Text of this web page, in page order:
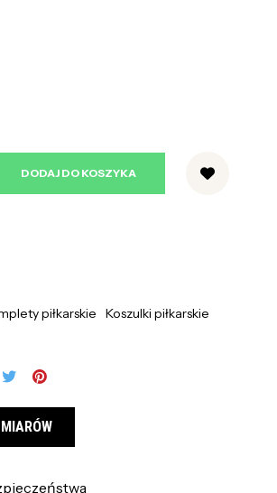
DODAJ DO KOSZYKA
piłkarskie Koszulki piłkarskie